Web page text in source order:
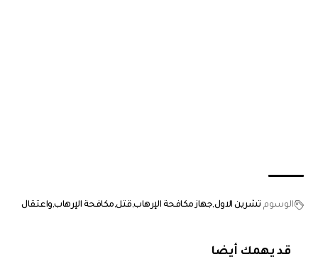
الوسوم تشرين الاولجهاز مكافحة الإرهاب قتل مكافحة الإرهاب واعتقال
قد يهمك أيضا